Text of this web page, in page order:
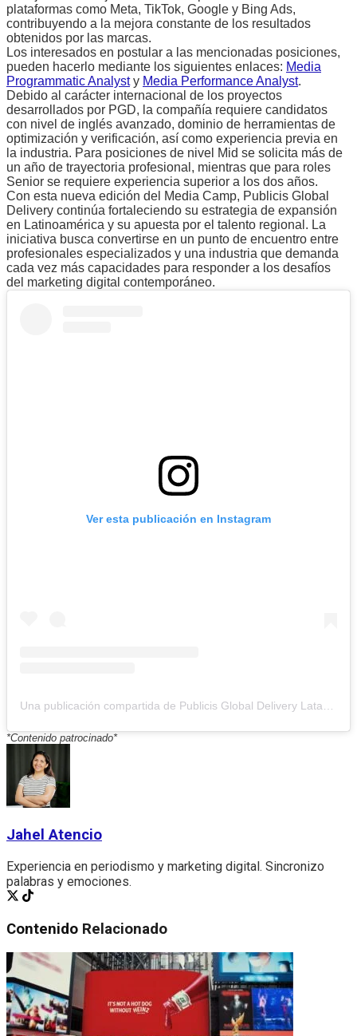
plataformas como Meta, TikTok, Google y Bing Ads,
contribuyendo a la mejora constante de los resultados
obtenidos por las marcas.
Los interesados en postular a las mencionadas posiciones,
pueden hacerlo mediante los siguientes enlaces: Media
Programmatic Analysty Media Performance Analyst.
Debido al carácter internacional de los proyectos
desarrollados por PGD, la compañía requiere candidatos
con nivel de inglés avanzado, dominio de herramientas de
optimización y verificación, así como experiencia previa en
la industria. Para posiciones de nivel Mid se solicita más de
un año de trayectoria profesional, mientras que para roles
Senior se requiere experiencia superior a los dos años.
Con esta nueva edición del Media Camp, Publicis Global
Delivery continúa fortaleciendo su estrategia de expansión
en Latinoamérica y su apuesta por el talento regional. La
iniciativa busca convertirse en un punto de encuentro entre
profesionales especializados y una industria que demanda
cada vez más capacidades para responder a los desafíos
del marketing digital contemporáneo.
Ver esta publicación en Instagram
Una publicación compartida de Publicis Global Delivery Latam (@pgd_latam)
*Contenido patrocinado*
Jahel Atencio
Experiencia en periodismo y marketing digital. Sincronizo
palabras y emociones.
Contenido Relacionado